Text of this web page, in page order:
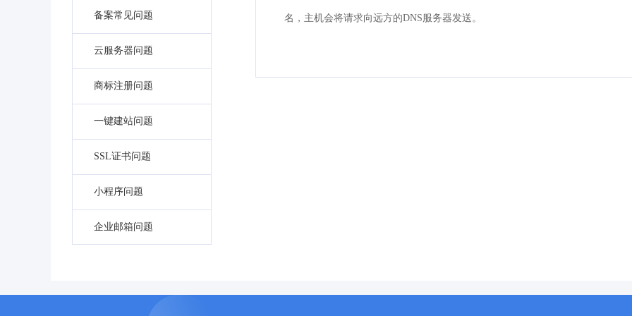
备案常见问题
云服务器问题
商标注册问题
一键建站问题
SSL证书问题
小程序问题
企业邮箱问题
名，主机会将请求向远方的DNS服务器发送。